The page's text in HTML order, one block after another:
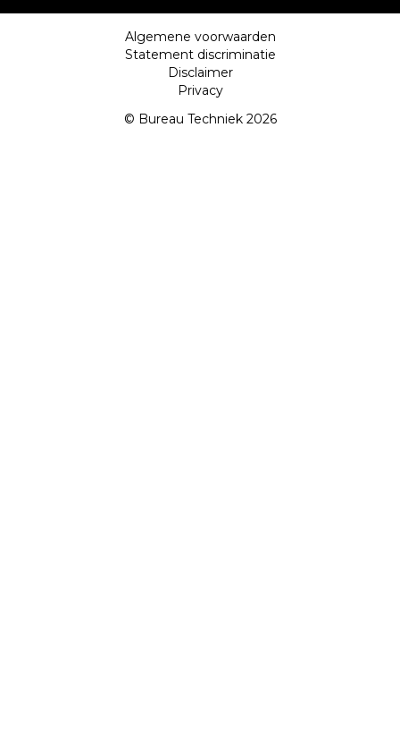
Algemene voorwaarden
Statement discriminatie
Disclaimer
Privacy
© Bureau Techniek 2026